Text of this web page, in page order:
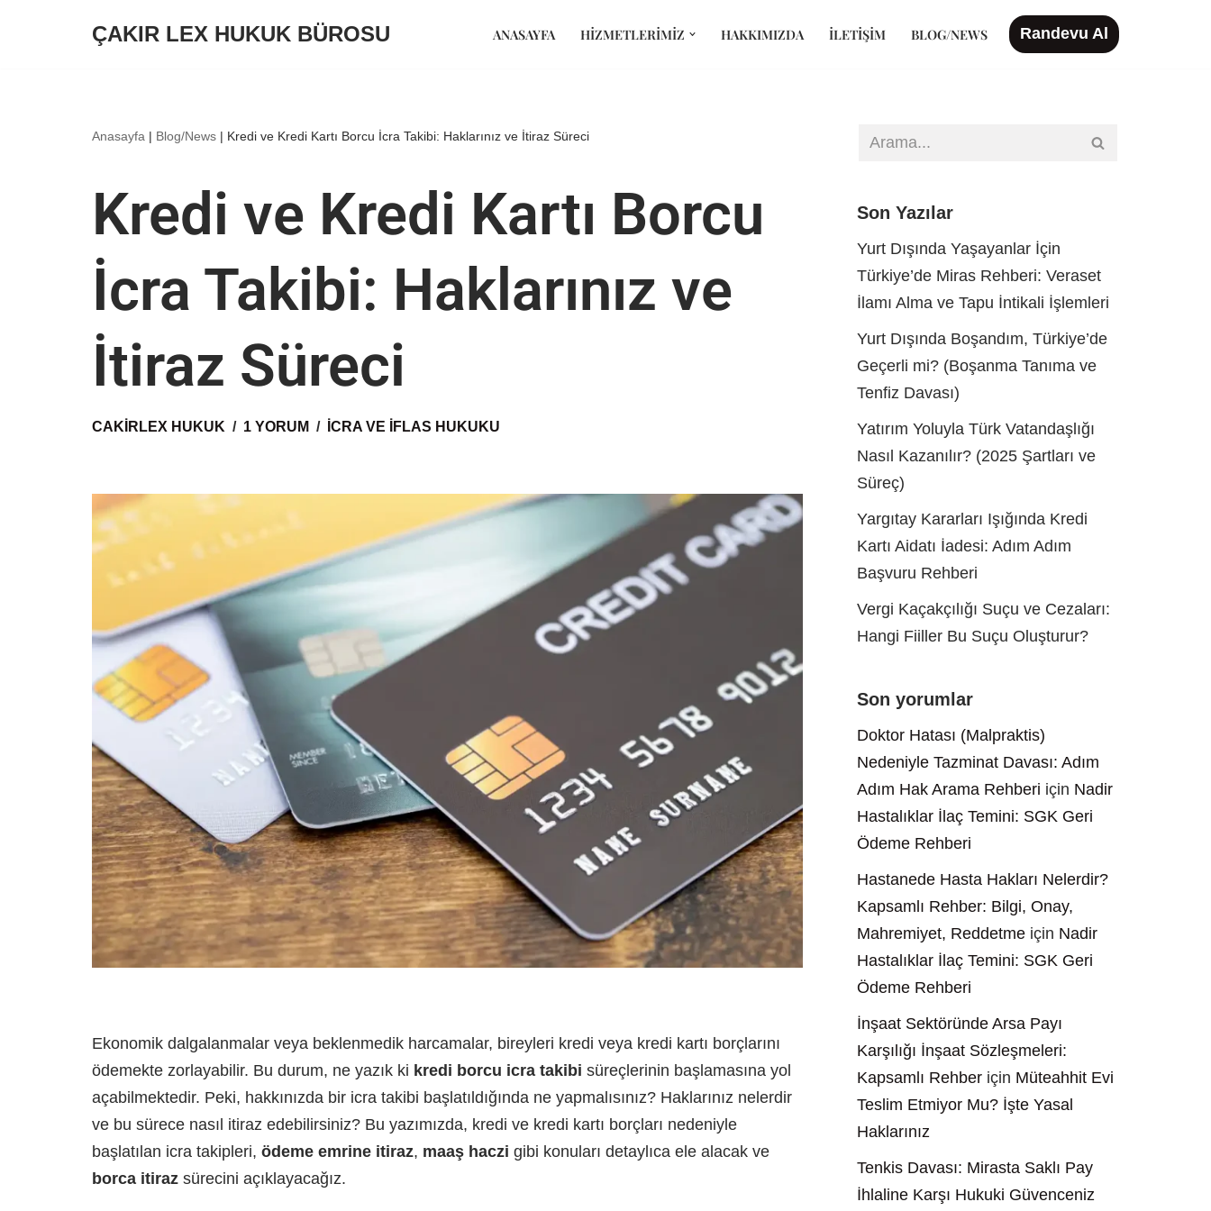
ÇAKIR LEX HUKUK BÜROSU ANASAYFA HIZMETLERIMIZ HAKKIMIZDA İLETIŞIM BLOG/NEWS Randevu Al
Anasayfa | Blog/News | Kredi ve Kredi Kartı Borcu İcra Takibi: Haklarınız ve İtiraz Süreci
Kredi ve Kredi Kartı Borcu
İcra Takibi: Haklarınız ve
İtiraz Süreci
CAKIRLEX HUKUK 1 YORUM İCRA VE İFLAS HUKUKU
Ekonomik dalgalanmalar veya beklenmedik harcamalar, bireyleri kredi veya kredi kartı borçlarını
ödemekte zorlayabilir. Bu durum, ne yazık ki kredi borcu icra takibi süreçlerinin başlamasına yol
açabilmektedir. Peki, hakkınızda bir icra takibi başlatıldığında ne yapmalısınız? Haklarınız nelerdir
ve bu sürece nasıl itiraz edebilirsiniz? Bu yazımızda, kredi ve kredi kartı borçları nedeniyle
başlatılan icra takipleri, ödeme emrine itiraz, maaş haczi gibi konuları detaylıca ele alacak ve
borca itiraz sürecini açıklayacağız.
Son Yazılar
Yurt Dışında Yaşayanlar İçin
Türkiye’de Miras Rehberi: Veraset
İlamı Alma ve Tapu İntikali İşlemleri
Yurt Dışında Boşandım, Türkiye’de
Geçerli mi? (Boşanma Tanıma ve
Tenfiz Davası)
Yatırım Yoluyla Türk Vatandaşlığı
Nasıl Kazanılır? (2025 Şartları ve
Süreç)
Yargıtay Kararları Işığında Kredi
Kartı Aidatı İadesi: Adım Adım
Başvuru Rehberi
Vergi Kaçakçılığı Suçu ve Cezaları:
Hangi Fiiller Bu Suçu Oluşturur?
Son yorumlar
Doktor Hatası (Malpraktis)
Nedeniyle Tazminat Davası: Adım
Adım Hak Arama Rehberi için Nadir
Hastalıklar İlaç Temini: SGK Geri
Ödeme Rehberi
Hastanede Hasta Hakları Nelerdir?
Kapsamlı Rehber: Bilgi, Onay,
Mahremiyet, Reddetme için Nadir
Hastalıklar İlaç Temini: SGK Geri
Ödeme Rehberi
İnşaat Sektöründe Arsa Payı
Karşılığı İnşaat Sözleşmeleri:
Kapsamlı Rehber için Müteahhit Evi
Teslim Etmiyor Mu? İşte Yasal
Haklarınız
Tenkis Davası: Mirasta Saklı Pay
İhlaline Karşı Hukuki Güvenceniz